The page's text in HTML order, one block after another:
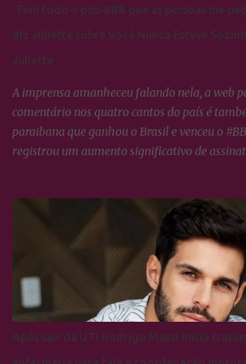
'Tem todo o pós-BBB que as pessoas me
diz Juliette sobre Você Nunca Esteve
Juliette
A imprensa amanheceu falando nela, a web
comentário nos quatro cantos do país é
paraibana que ganhou o Brasil e venceu o
registrou um aumento significativo de
torcida nas redes sociais o que propícia um
da campeã extraordinário, tudo o que ela faz
Cactos tratam logo transformar em hastags
redes sociais dela e de todos que neste
Artistas em geral, jogadores de futebol e
empresas e agências de publicidade estão
alcance que os Cactos dão a Paraibana e
explicar o porquê ela se tornou um fenômeno
Após sair da UTI Rodrigo Mussi inicia